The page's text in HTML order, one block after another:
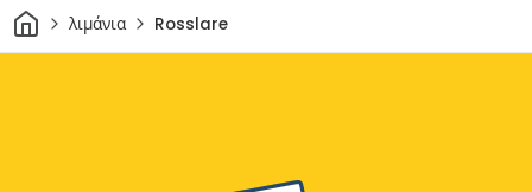
Σπίτιλιμάνια Rosslare